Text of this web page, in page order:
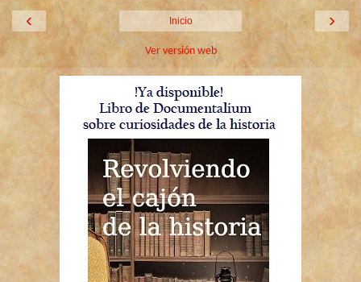
‹ ›
Inicio
Ver versión web